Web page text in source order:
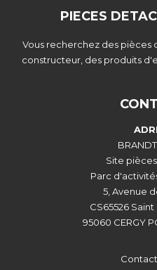
PIECES
Vous recherchez des pièces
constructeur, des produits
Site
Parc
5, Avenue
CS65526
95060 CERGY